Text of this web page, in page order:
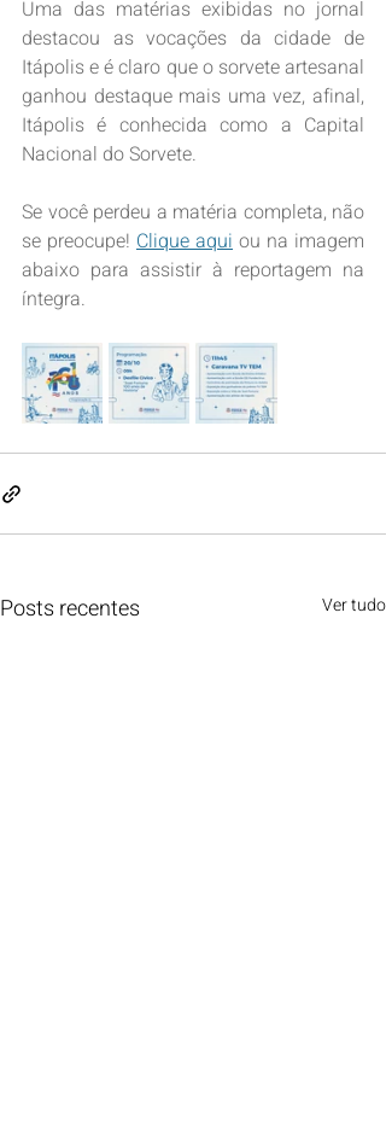
Uma das matérias exibidas no jornal
destacou as vocações da cidade de
Itápolis e é claro que o sorvete artesanal
ganhou destaque mais uma vez, afinal,
Itápolis é conhecida como a Capital
Nacional do Sorvete.
Se você perdeu a matéria completa, não
se preocupe! Clique aqui ou na imagem
abaixo para assistir à reportagem na
íntegra.
Posts recentes Ver tudo